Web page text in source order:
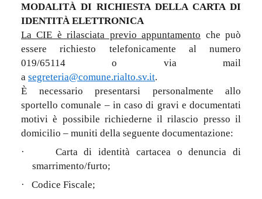
MODALITÀ DI RICHIESTA DELLA CARTA DI
IDENTITÀ ELETTRONICA
La CIE è rilasciata previo appuntamento che può
essere richiesto telefonicamente al numero
019/65114 o via mail
a segreteria@comune.rialto.sv.it.
È necessario presentarsi personalmente allo
sportello comunale – in caso di gravi e documentati
motivi è possibile richiederne il rilascio presso il
domicilio – muniti della seguente documentazione:
·
Carta di identità cartacea o denuncia di
smarrimento/furto;
·
Codice Fiscale;